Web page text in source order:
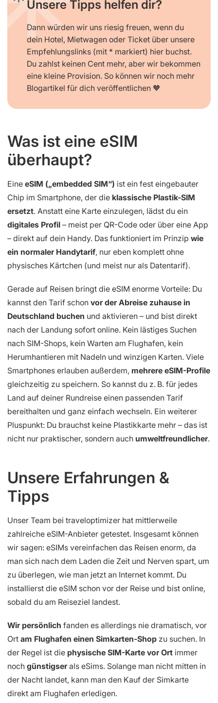
Unsere Tipps helfen dir?
Dann würden wir uns riesig freuen, wenn du
dein Hotel, Mietwagen oder Ticket über unsere
Empfehlungslinks (mit * markiert) hier buchst.
Du zahlst keinen Cent mehr, aber wir bekommen
eine kleine Provision. So können wir noch mehr
Blogartikel für dich veröffentlichen 🧡
Was ist eine eSIM
überhaupt?
Eine eSIM („embedded SIM“) ist ein fest eingebauter
Chip im Smartphone, der die klassische Plastik-SIM
ersetzt. Anstatt eine Karte einzulegen, lädst du ein
digitales Profil – meist per QR-Code oder über eine App
– direkt auf dein Handy. Das funktioniert im Prinzip wie
ein normaler Handytarif, nur eben komplett ohne
physisches Kärtchen (und meist nur als Datentarif).
Gerade auf Reisen bringt die eSIM enorme Vorteile: Du
kannst den Tarif schon vor der Abreise zuhause in
Deutschland buchen und aktivieren – und bist direkt
nach der Landung sofort online. Kein lästiges Suchen
nach SIM-Shops, kein Warten am Flughafen, kein
Herumhantieren mit Nadeln und winzigen Karten. Viele
Smartphones erlauben außerdem, mehrere eSIM-Profile
gleichzeitig zu speichern. So kannst du z. B. für jedes
Land auf deiner Rundreise einen passenden Tarif
bereithalten und ganz einfach wechseln. Ein weiterer
Pluspunkt: Du brauchst keine Plastikkarte mehr – das ist
nicht nur praktischer, sondern auch umweltfreundlicher.
Unsere Erfahrungen &
Tipps
Unser Team bei traveloptimizer hat mittlerweile
zahlreiche eSIM-Anbieter getestet. Insgesamt können
wir sagen: eSIMs vereinfachen das Reisen enorm, da
man sich nach dem Laden die Zeit und Nerven spart, um
zu überlegen, wie man jetzt an Internet kommt. Du
installierst die eSIM schon vor der Reise und bist online,
sobald du am Reiseziel landest.
Wir persönlich fanden es allerdings nie dramatisch, vor
Ort am Flughafen einen Simkarten-Shop zu suchen. In
der Regel ist die physische SIM-Karte vor Ort immer
noch günstigserals eSims. Solange man nicht mitten in
der Nacht landet, kann man den Kauf der Simkarte
direkt am Flughafen erledigen.